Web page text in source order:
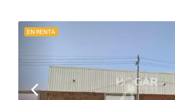
EN RENTA